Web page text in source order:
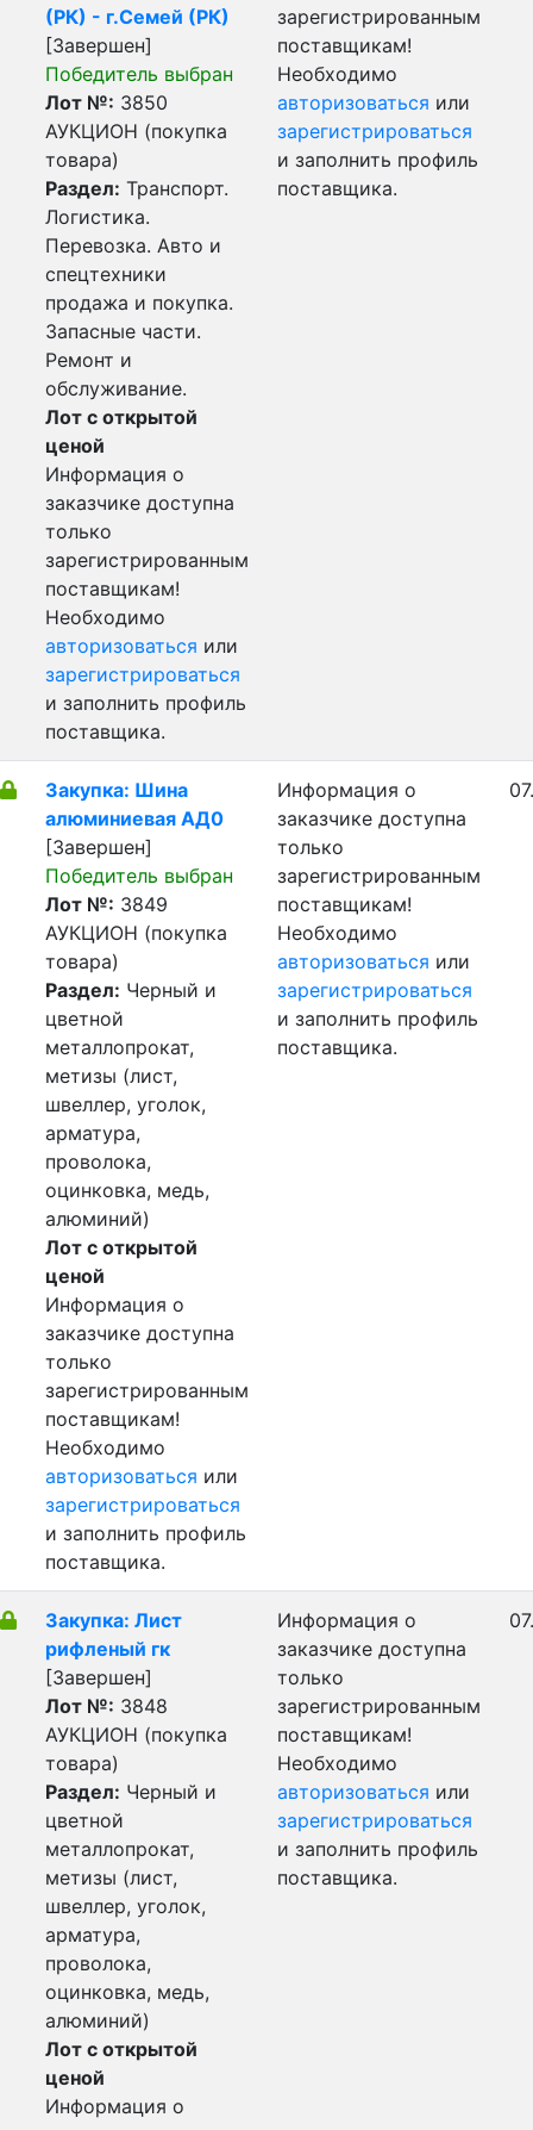
(РК) - г.Семей (РК)
[Завершен]
Победитель выбран
Лот №: 3850
АУКЦИОН (покупка
товара)
Раздел: Транспорт.
Логистика.
Перевозка. Авто и
спецтехники
продажа и покупка.
Запасные части.
Ремонт и
обслуживание.
Лот с открытой
ценой
Информация о
заказчике доступна
только
зарегистрированным
поставщикам!
Необходимо
авторизоваться или
зарегистрироваться
и заполнить профиль
поставщика.
зарегистрированным
поставщикам!
Необходимо
авторизоваться или
зарегистрироваться
и заполнить профиль
поставщика.
Закупка: Шина
алюминиевая АД0
[Завершен]
Победитель выбран
Лот №: 3849
АУКЦИОН (покупка
товара)
Раздел: Черный и
цветной
металлопрокат,
метизы (лист,
швеллер, уголок,
арматура,
проволока,
оцинковка, медь,
алюминий)
Лот с открытой
ценой
Информация о
заказчике доступна
только
зарегистрированным
поставщикам!
Необходимо
авторизоваться или
зарегистрироваться
и заполнить профиль
поставщика.
Информация о
заказчике доступна
только
зарегистрированным
поставщикам!
Необходимо
авторизоваться или
зарегистрироваться
и заполнить профиль
поставщика.
Закупка: Лист
рифленый гк
[Завершен]
Лот №: 3848
АУКЦИОН (покупка
товара)
Раздел: Черный и
цветной
металлопрокат,
метизы (лист,
швеллер, уголок,
арматура,
проволока,
оцинковка, медь,
алюминий)
Лот с открытой
ценой
Информация о
Информация о
заказчике доступна
только
зарегистрированным
поставщикам!
Необходимо
авторизоваться или
зарегистрироваться
и заполнить профиль
поставщика.